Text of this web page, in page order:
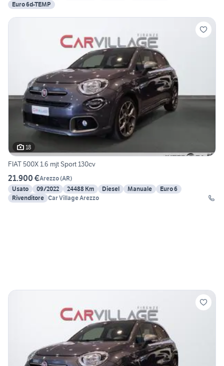
Euro 6d-TEMP
18
FIAT 500X 1.6 mjt Sport 130cv
21.900 €Arezzo(AR)
Usato
09/2022 24488 Km Diesel Manuale
Euro 6
Rivenditore Car Village Arezzo